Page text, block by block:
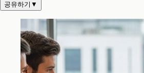
공유하기 ▼